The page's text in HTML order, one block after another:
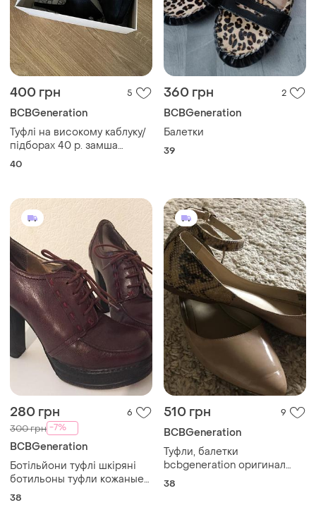
400 грн 5
BCBGeneration
Туфлі на високому каблуку/
підборах 40 р. замша
bcbgeneration
40
360 грн 2
BCBGeneration
Балетки
39
280 грн 6
300 грн -7%
BCBGeneration
Ботільйони туфлі шкіряні
ботильоны туфли кожаные
бордовые
38
510 грн 9
BCBGeneration
Туфли, балетки
bcbgeneration оригинал
размер 38,38.5
38